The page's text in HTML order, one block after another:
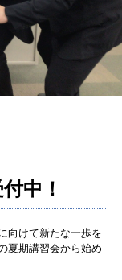
中！
向けて新たな一歩を
夏期講習会から始め